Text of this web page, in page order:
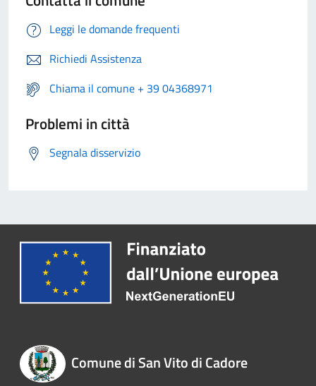
Leggi le domande frequenti
Richiedi Assistenza
Chiama il comune + 39 04368971
Problemi in città
Segnala disservizio
Comune di San Vito di Cadore